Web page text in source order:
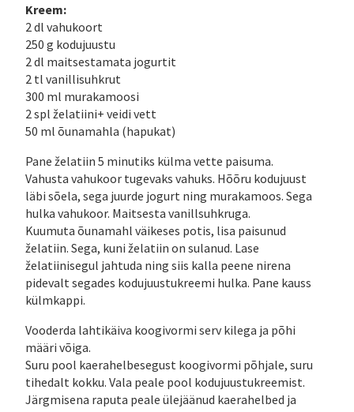
Kreem:
2 dl vahukoort
250 g kodujuustu
2 dl maitsestamata jogurtit
2 tl vanillisuhkrut
300 ml murakamoosi
2 spl želatiini+ veidi vett
50 ml õunamahla (hapukat)
Pane želatiin 5 minutiks külma vette paisuma.
Vahusta vahukoor tugevaks vahuks. Hõõru kodujuust
läbi sõela, sega juurde jogurt ning murakamoos. Sega
hulka vahukoor. Maitsesta vanillsuhkruga.
Kuumuta õunamahl väikeses potis, lisa paisunud
želatiin. Sega, kuni želatiin on sulanud. Lase
želatiinisegul jahtuda ning siis kalla peene nirena
pidevalt segades kodujuustukreemi hulka. Pane kauss
külmkappi.
Vooderda lahtikäiva koogivormi serv kilega ja põhi
määri võiga.
Suru pool kaerahelbesegust koogivormi põhjale, suru
tihedalt kokku. Vala peale pool kodujuustukreemist.
Järgmisena raputa peale ülejäänud kaerahelbed ja